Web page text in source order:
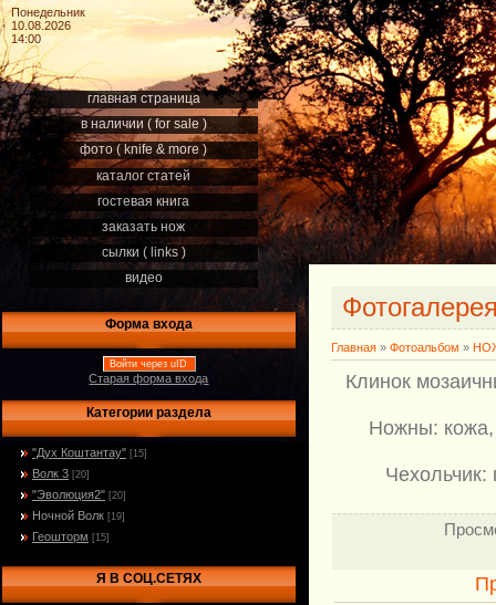
Понедельник
10.08.2026
14:00
главная страница
в наличии ( for sale )
фото ( knife & more )
каталог статей
гостевая книга
заказать нож
сылки ( links )
видео
Форма входа
Войти через uID
Старая форма входа
Категории раздела
"Дух Коштантау" [15]
Волк 3 [20]
"Эволюция2" [20]
Ночной Волк [19]
Геошторм [15]
Я В СОЦ.СЕТЯХ
Главная » Фотоальбом »
Клинок
Ножны: кожа,